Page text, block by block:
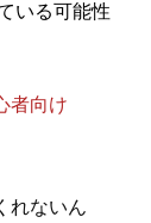
いる可能性
者向け
れないん